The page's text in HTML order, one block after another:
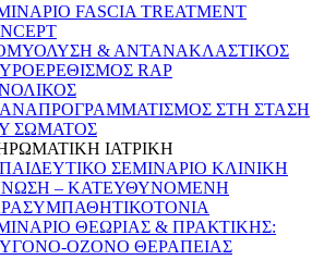
FASCIA TREATMENT
& ΑΝΤΑΝΑΚΛΑΣΤΙΚΟΣ
RAP
ΣΤΗ ΣΤΑΣΗ
ΣΩΜΑΤΟΣ
ΙΑΤΡΙΚΗ
ΣΕΜΙΝΑΡΙΟ ΚΛΙΝΙΚΗ
– ΚΑΤΕΥΘΥΝΟΜΕΝΗ
ΘΕΩΡΙΑΣ & ΠΡΑΚΤΙΚΗΣ:
ΟΖΟΝΟ ΘΕΡΑΠΕΙΑΣ